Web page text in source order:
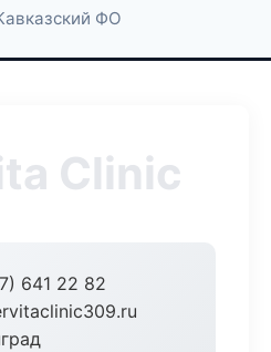
ФО
Clinic
641 22 82